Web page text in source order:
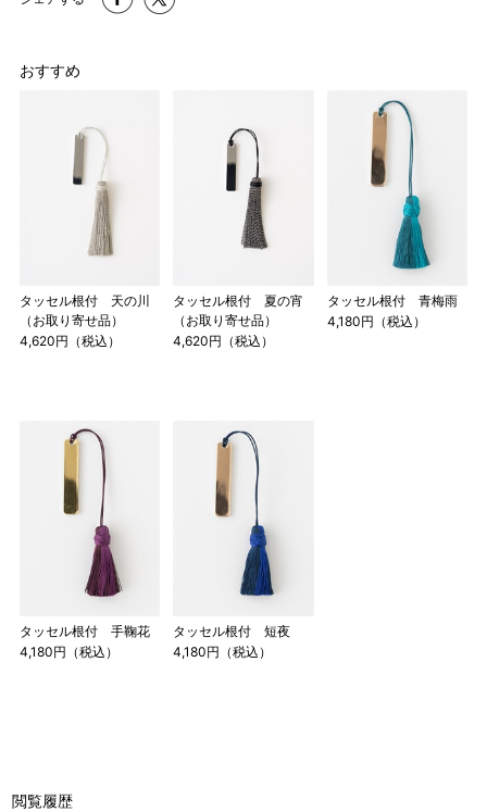
おすすめ
タッセル根付 天の川
（お取り寄せ品）
4,620円（税込）
タッセル根付 夏の宵
（お取り寄せ品）
4,620円（税込）
タッセル根付 青梅雨
4,180円（税込）
タッセル根付 手鞠花
4,180円（税込）
タッセル根付 短夜
4,180円（税込）
閲覧履歴